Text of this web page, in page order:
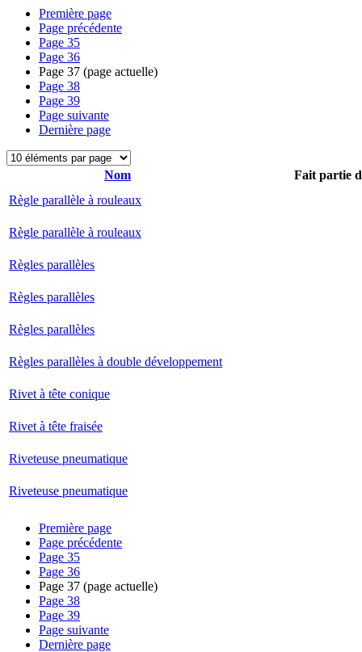
Première page
Page précédente
Page 35
Page 36
Page 37 (page actuelle)
Page 38
Page 39
Page suivante
Dernière page
Nom
Fait partie
Règle parallèle à rouleaux
Règle parallèle à rouleaux
Règles parallèles
Règles parallèles
Règles parallèles
Règles parallèles à double développement
Rivet à tête conique
Rivet à tête fraisée
Riveteuse pneumatique
Riveteuse pneumatique
Première page
Page précédente
Page 35
Page 36
Page 37 (page actuelle)
Page 38
Page 39
Page suivante
Dernière page